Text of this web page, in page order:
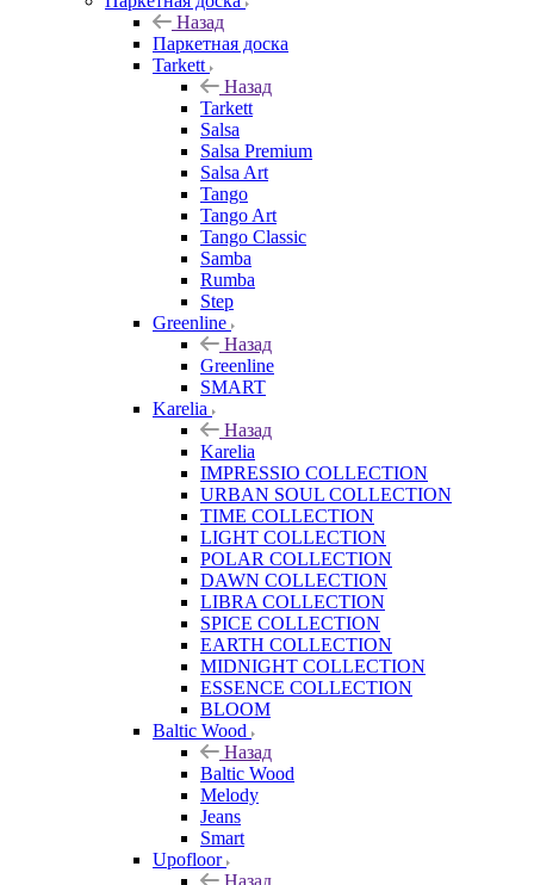
Назад
Паркетная доска
Tarkett
Назад
Tarkett
Salsa
Salsa Premium
Salsa Art
Tango
Tango Art
Tango Classic
Samba
Rumba
Step
Greenline
Назад
Greenline
SMART
Karelia
Назад
Karelia
IMPRESSIO COLLECTION
URBAN SOUL COLLECTION
TIME COLLECTION
LIGHT COLLECTION
POLAR COLLECTION
DAWN COLLECTION
LIBRA COLLECTION
SPICE COLLECTION
EARTH COLLECTION
MIDNIGHT COLLECTION
ESSENCE COLLECTION
BLOOM
Baltic Wood
Назад
Baltic Wood
Melody
Jeans
Smart
Upofloor
Назад